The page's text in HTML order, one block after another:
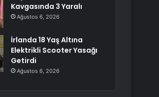
Kavgasında 3 Yaralı
Ağustos 6, 2026
İrlanda 18 Yaş Altına
Elektrikli Scooter Yasağı
Getirdi
Ağustos 6, 2026